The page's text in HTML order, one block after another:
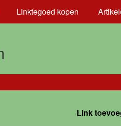
Linktegoed kopen
Link